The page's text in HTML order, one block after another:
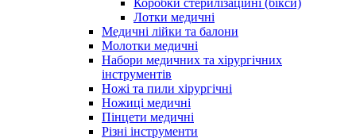
Коробки стерилізаційні (бікси)
Лотки медичні
Медичні лійки та балони
Молотки медичні
Набори медичних та хірургічних
інструментів
Ножі та пили хірургічні
Ножиці медичні
Пінцети медичні
Різні інструменти